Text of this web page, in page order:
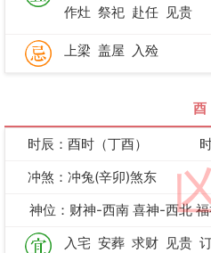
作灶 祭祀 赴任 见贵
上梁 盖屋 入殓
酉
时辰：酉时（丁酉）
冲煞：冲兔(辛卯)煞东
神位：财神-西南 喜神-西北
入宅 安葬 求财 见贵